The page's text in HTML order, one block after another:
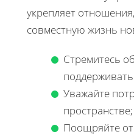
укрепляет
совместную жизнь
Стремитесь
Уважайте
пространстве;
Поощряйте